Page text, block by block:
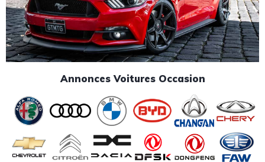
Annonces Voitures Occasion